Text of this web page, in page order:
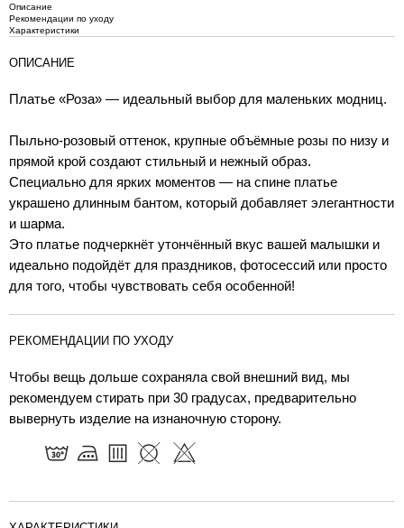
Описание
Рекомендации по уходу
Характеристики
ОПИСАНИЕ
Платье «Роза» — идеальный выбор для маленьких модниц.
Пыльно-розовый оттенок, крупные объёмные розы по низу и
прямой крой создают стильный и нежный образ.
Специально для ярких моментов — на спине платье
украшено длинным бантом, который добавляет элегантности
и шарма.
Это платье подчеркнёт утончённый вкус вашей малышки и
идеально подойдёт для праздников, фотосессий или просто
для того, чтобы чувствовать себя особенной!
РЕКОМЕНДАЦИИ ПО УХОДУ
Чтобы вещь дольше сохраняла свой внешний вид, мы
рекомендуем стирать при 30 градусах, предварительно
вывернуть изделие на изнаночную сторону.